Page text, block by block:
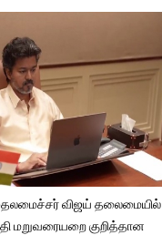
விஜய் தலைமையில்
மறுவரையறை குறித்தான